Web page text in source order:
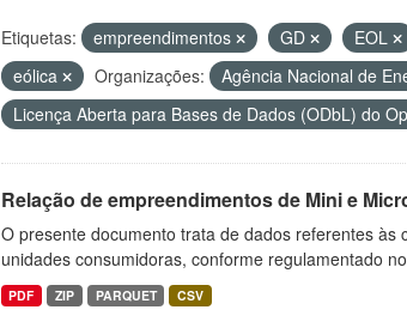
Etiquetas: empreendimentos GD EOL
eólica
Organizações: Agência Nacional de
Licença Aberta para Bases de Dados (ODbL) do
Relação de empreendimentos de Mini e
O presente documento trata de dados referentes
unidades consumidoras, conforme regulamentado
PDF ZIP PARQUET CSV